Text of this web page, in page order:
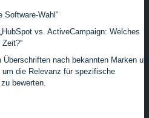
Software-Wahl“
„HubSpot vs. ActiveCampaign: Welches
Überschriften nach bekannten Marken
um die Relevanz für spezifische
bewerten.